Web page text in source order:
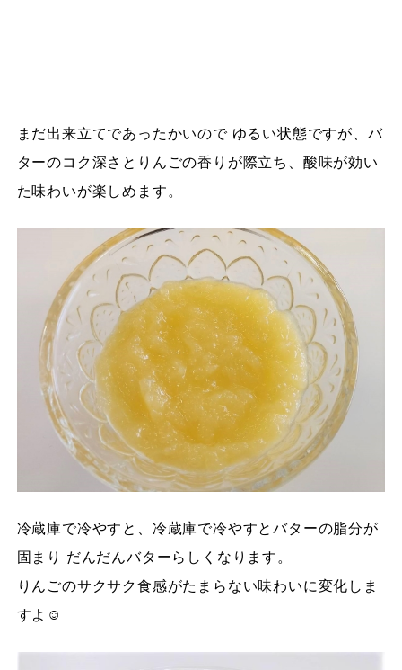
まだ出来立てであったかいので ゆるい状態ですが、バ
ターのコク深さとりんごの香りが際立ち、酸味が効い
た味わいが楽しめます。
冷蔵庫で冷やすと、冷蔵庫で冷やすとバターの脂分が
固まり だんだんバターらしくなります。
りんごのサクサク食感がたまらない味わいに変化しま
すよ☺